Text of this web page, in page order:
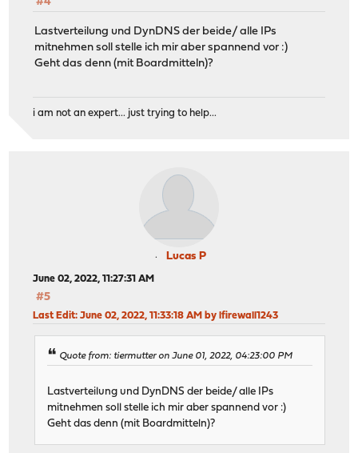
Lastverteilung und DynDNS der beide/ alle IPs
mitnehmen soll stelle ich mir aber spannend vor :)
Geht das denn (mit Boardmitteln)?
i am not an expert... just trying to help...
Lucas P
June 02, 2022, 11:27:31 AM
#5
Last Edit: June 02, 2022, 11:33:18 AM by lfirewall1243
Quote from: tiermutter on June 01, 2022, 04:23:00 PM
Lastverteilung und DynDNS der beide/ alle IPs
mitnehmen soll stelle ich mir aber spannend vor :)
Geht das denn (mit Boardmitteln)?